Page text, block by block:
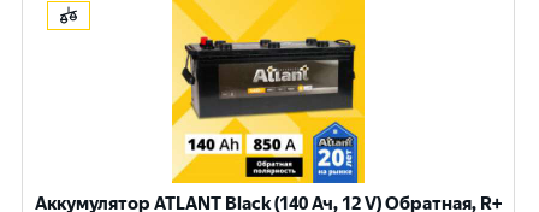
Аккумулятор ATLANT Black (140 Ач, 12 V) Обратная, R+